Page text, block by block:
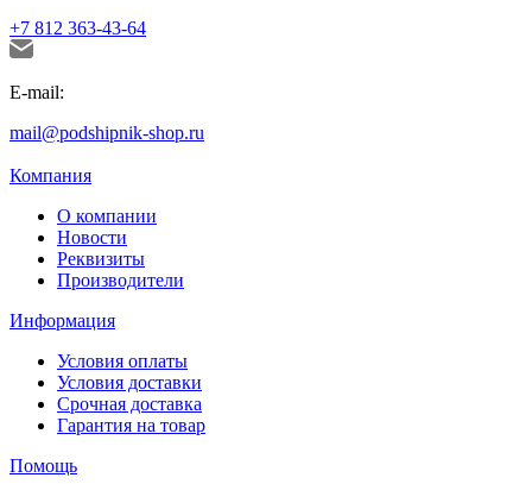
+7 812 363-43-64
E-mail:
mail@podshipnik-shop.ru
Компания
О компании
Новости
Реквизиты
Производители
Информация
Условия оплаты
Условия доставки
Срочная доставка
Гарантия на товар
Помощь